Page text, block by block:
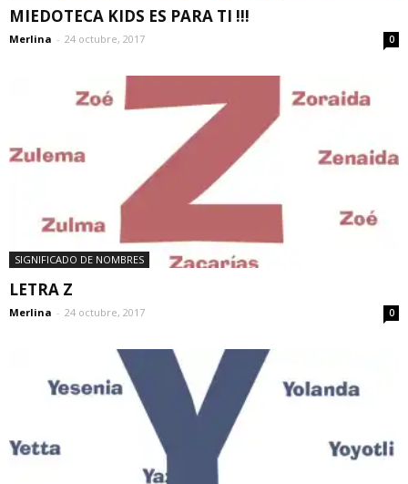
MIEDOTECA KIDS ES PARA TI !!!
Merlina - 24 octubre, 2017 0
SIGNIFICADO DE NOMBRES
LETRA Z
Merlina - 24 octubre, 2017 0